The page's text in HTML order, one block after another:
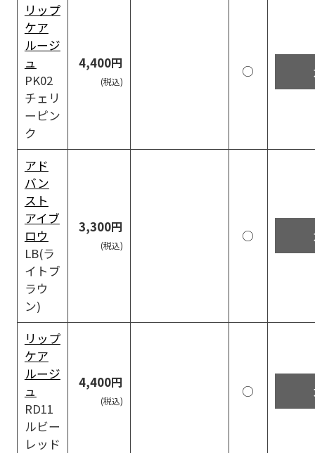
リップ
ケア
ルージ
ュ
PK02
チェリ
ーピン
ク
4,400円 ○
アド
バン
スト
アイブ
ロウ
LB(ラ
イトブ
ラウ
ン)
3,300円
○
リップ
ケア
ルージ
ュ
RD11
ルビー
レッド
4,400円
○